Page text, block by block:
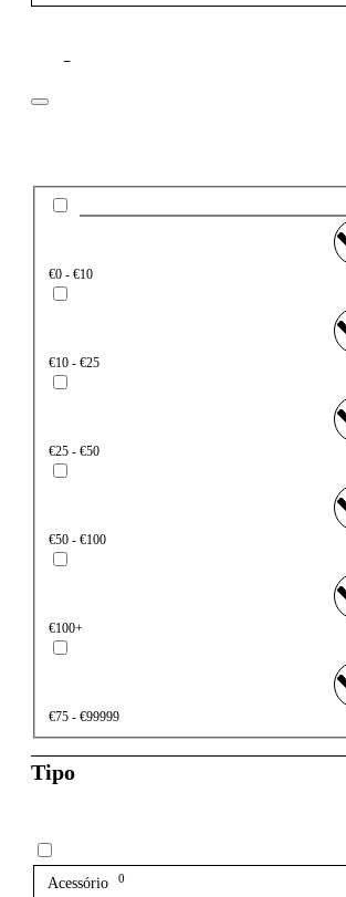
Filtros
€0 - €10
€10 - €25
€25 - €50
€50 - €100
€100+
€75 - €99999
Tipo
Acessório 0